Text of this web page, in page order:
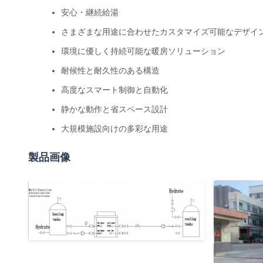
安心・継続給湯
さまざまな用途に合わせたカスタマイズ可能なデザイ
環境に優しく持続可能な暖房ソリューション
耐候性と耐久性のある構造
高度なスマート制御と自動化
静かな動作と省スペース設計
大規模施設向けの多彩な用途
製品画像